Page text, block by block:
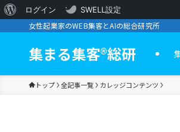
WordPress
ログイン SWELL設定
女性起業家のWEB集客とAIの総合研究所
集まる集客®︎総研
トップ 全記事一覧 カレッジコンテンツ